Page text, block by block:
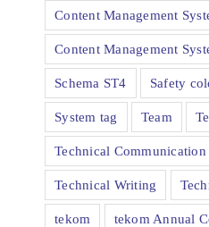
Content Management
Content Management
Schema ST4 Safety
System tag Team
Technical Communication
Technical Writing
tekom tekom Annual